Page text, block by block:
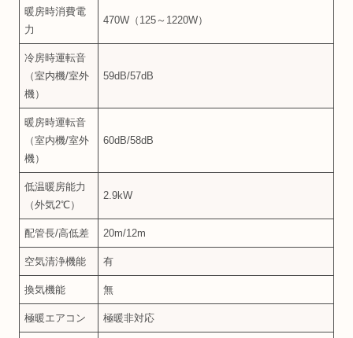
暖房時消費電
力
470W（125～1220W）
冷房時運転音
（室内機/室外
機）
59dB/57dB
暖房時運転音
（室内機/室外
機）
60dB/58dB
低温暖房能力
（外気2℃）
2.9kW
配管長/高低差 20m/12m
空気清浄機能 有
換気機能 無
極暖エアコン 極暖非対応